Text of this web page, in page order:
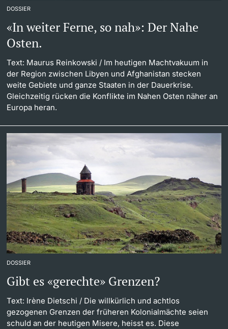
DOSSIER
«In weiter Ferne, so nah»: Der Nahe
Osten.
Text: Maurus Reinkowski / Im heutigen Machtvakuum in
der Region zwischen Libyen und Afghanistan stecken
weite Gebiete und ganze Staaten in der Dauerkrise.
Gleichzeitig rücken die Konflikte im Nahen Osten näher an
Europa heran.
DOSSIER
Gibt es «gerechte» Grenzen?
Text: Irène Dietschi / Die willkürlich und achtlos
gezogenen Grenzen der früheren Kolonialmächte seien
schuld an der heutigen Misere, heisst es. Diese